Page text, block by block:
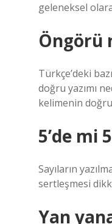
geleneksel
Öngörü
Türkçe’deki
doğru yazımı
kelimenin doğru
5’de mi
Sayıların
sertleşmesi
Yan